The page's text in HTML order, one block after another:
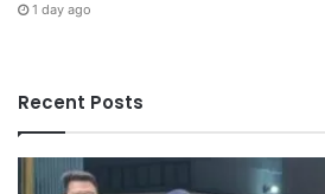
1 day ago
Recent Posts